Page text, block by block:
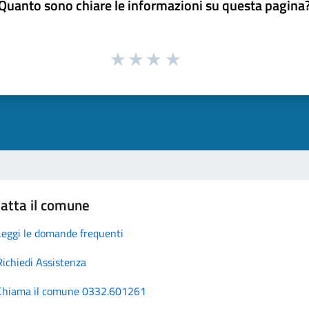
sono chiare le informazioni su questa
il comune
le domande frequenti
Assistenza
il comune 0332.601261